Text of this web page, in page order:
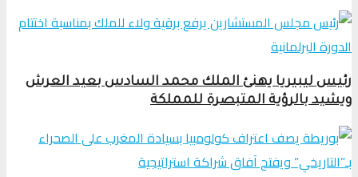
رئيس ليبيريا يهنئ الملك محمد السادس بعيد العرش
ويشيد بالرؤية المتبصرة للمملكة